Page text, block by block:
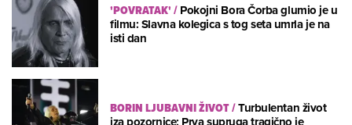
'POVRATAK'/Pokojni Bora Čorba glumio je u
filmu: Slavna kolegica s tog seta umrla je na
isti dan
BORIN LJUBAVNI ŽIVOT/Turbulentan život